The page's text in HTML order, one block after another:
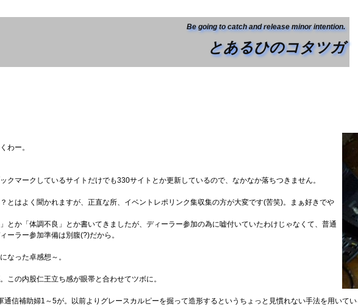
Be going to catch and release minor intention.
とあるひのコタツガ
わー。
クマークしているサイトだけでも330サイトとか更新しているので、なかなか落ちつきません。
とはよく聞かれますが、正直な所、イベントレポリンク集収集の方が大変です(苦笑)。まぁ好きでや
とか「体調不良」とか書いてきましたが、ディーラー参加の為に嘘付いていたわけじゃなくて、普通
ーラー参加準備は別腹(?)だから。
なった卓感想～。
この内股仁王立ち感が眼帯と合わせてツボに。
通信補助婦1～5が。以前よりグレースカルピーを掘って造形するというちょっと見慣れない手法を用いて